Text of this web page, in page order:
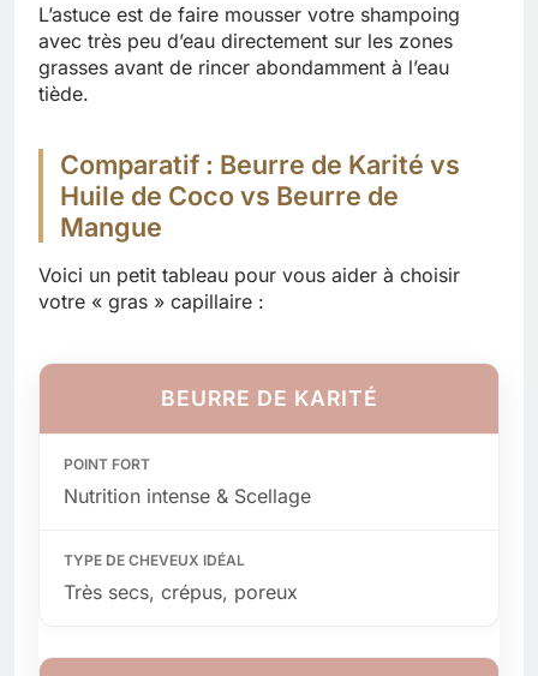
L’astuce est de faire mousser votre shampoing
avec très peu d’eau directement sur les zones
grasses avant de rincer abondamment à l’eau
tiède.
Comparatif : Beurre de Karité vs
Huile de Coco vs Beurre de
Mangue
Voici un petit tableau pour vous aider à choisir
votre « gras » capillaire :
BEURRE DE KARITÉ
Nutrition intense & Scellage
Très secs, crépus, poreux